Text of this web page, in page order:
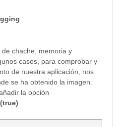
chache, memoria y
casos, para comprobar y
de nuestra aplicación, nos
se ha obtenido la imagen.
la opción